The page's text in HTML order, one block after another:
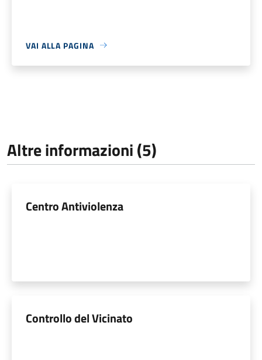
VAI ALLA PAGINA
Altre informazioni (5)
Centro Antiviolenza
Controllo del Vicinato